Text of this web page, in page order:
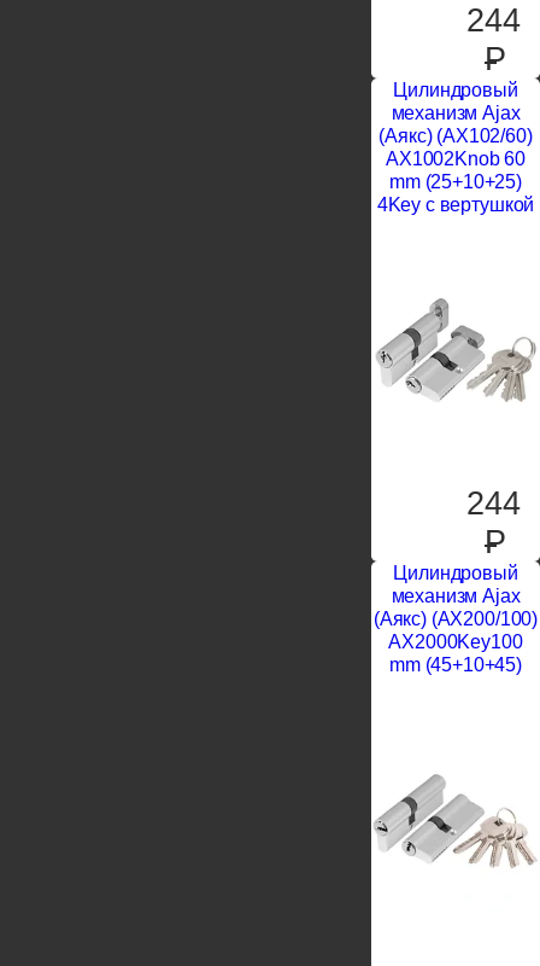
244
P
Цилиндровый
механизм Ajax
(Аякс) (AX102/60)
AX1002Knob 60
mm (25+10+25)
4Key с вертушкой
244
P
Цилиндровый
механизм Ajax
(Аякс) (AX200/100)
AX2000Key100
mm (45+10+45)